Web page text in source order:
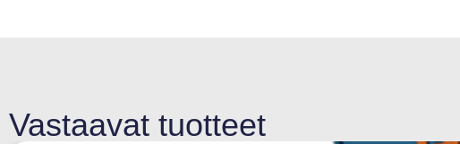
Vastaavat tuotteet